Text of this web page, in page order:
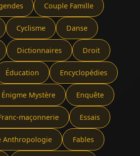
Couple Famille
Cyclisme Danse
Dictionnaires Droit
Éducation Encyclopédies
Énigme Mystère Enquête
maçonnerie Essais
Anthropologie Fables